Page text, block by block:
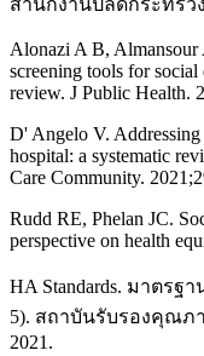
สำนักงานปลัดกระทรว
Alonazi A B,
screening tools for social
review. J Public Health.
D' Angelo V.
hospital: a systematic
Care Community.
Rudd RE, Phelan JC.
perspective on health
HA Standards. มาตร
5). สถาบันรับรองคุณภ
2021.